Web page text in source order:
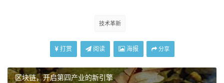
技术革新
打赏 阅读 海报 分享
区块链，开启第四产业的新引擎